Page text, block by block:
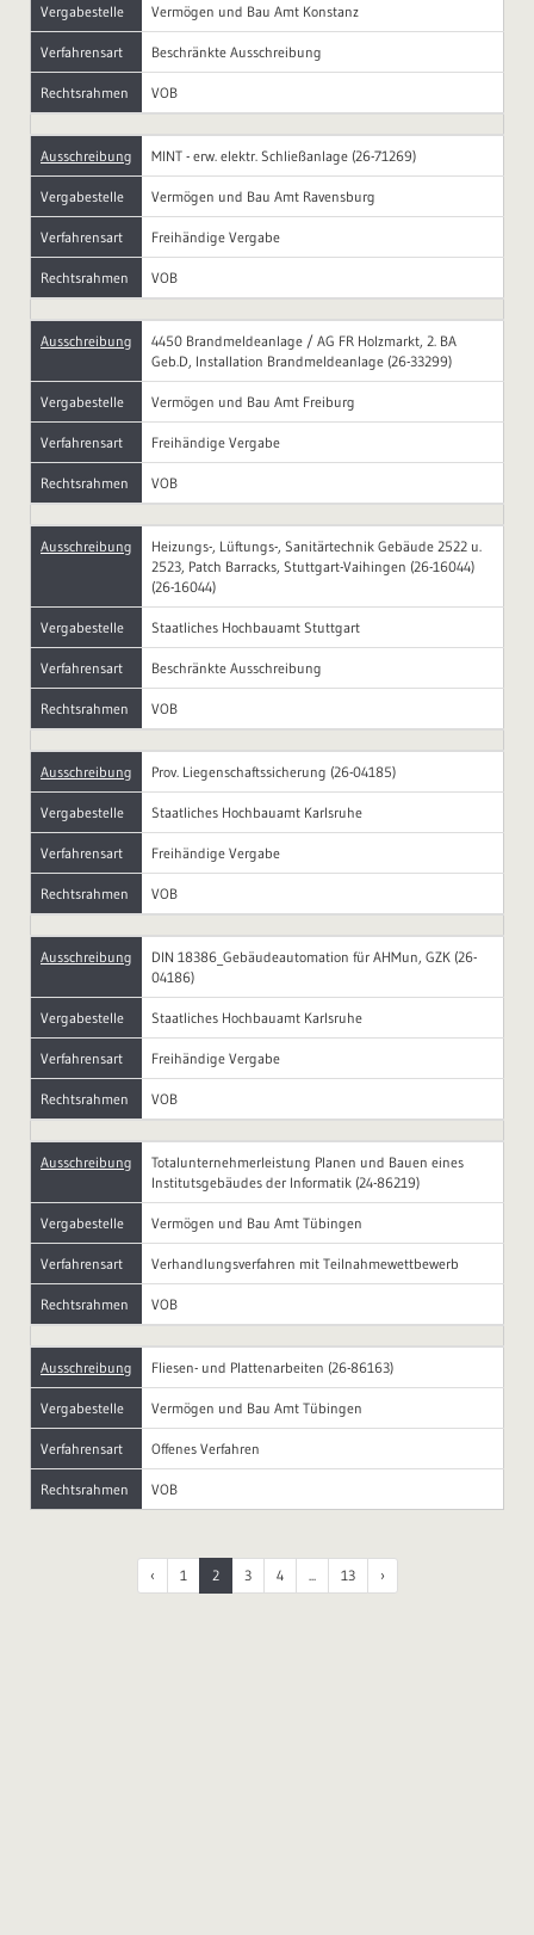
Vergabestelle Vermögen und Bau Amt Konstanz
Verfahrensart Beschränkte Ausschreibung
Rechtsrahmen VOB
Ausschreibung MINT - erw. elektr. Schließanlage (26-71269)
Vergabestelle Vermögen und Bau Amt Ravensburg
Verfahrensart Freihändige Vergabe
Rechtsrahmen VOB
Ausschreibung
4450 Brandmeldeanlage / AG FR Holzmarkt, 2. BA
Geb.D, Installation Brandmeldeanlage (26-33299)
Vergabestelle Vermögen und Bau Amt Freiburg
Verfahrensart Freihändige Vergabe
Rechtsrahmen VOB
Ausschreibung
Heizungs-, Lüftungs-, Sanitärtechnik Gebäude 2522 u.
2523, Patch Barracks, Stuttgart-Vaihingen (26-16044)
(26-16044)
Vergabestelle Staatliches Hochbauamt Stuttgart
Verfahrensart Beschränkte Ausschreibung
Rechtsrahmen VOB
Ausschreibung Prov. Liegenschaftssicherung (26-04185)
Vergabestelle Staatliches Hochbauamt Karlsruhe
Verfahrensart Freihändige Vergabe
Rechtsrahmen VOB
Ausschreibung
DIN 18386_Gebäudeautomation für AHMun, GZK (26-
04186)
Vergabestelle Staatliches Hochbauamt Karlsruhe
Verfahrensart Freihändige Vergabe
Rechtsrahmen VOB
Ausschreibung
Totalunternehmerleistung Planen und Bauen eines
Institutsgebäudes der Informatik (24-86219)
Vergabestelle Vermögen und Bau Amt Tübingen
Verfahrensart Verhandlungsverfahren mit Teilnahmewettbewerb
Rechtsrahmen VOB
Ausschreibung Fliesen- und Plattenarbeiten (26-86163)
Vergabestelle Vermögen und Bau Amt Tübingen
Verfahrensart Offenes Verfahren
Rechtsrahmen VOB
‹ 1 2 3 4 ... 13 ›